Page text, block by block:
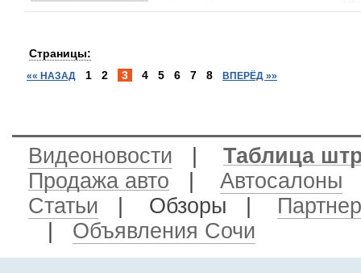
Страницы:
«« НАЗАД 1 2 3 4 5 6 7 8 ВПЕРЁД »»
Видеоновости
Таблица
Продажа авто
Автосалоны
Статьи | Обзоры |
Объявления Сочи